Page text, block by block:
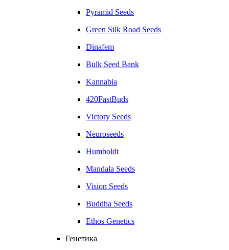
Pyramid Seeds
Green Silk Road Seeds
Dinafem
Bulk Seed Bank
Kannabia
420FastBuds
Victory Seeds
Neuroseeds
Humboldt
Mandala Seeds
Vision Seeds
Buddha Seeds
Ethos Genetics
Генетика